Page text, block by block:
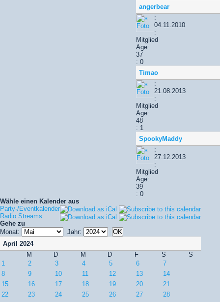
angerbear
:
04.11.2010
:
Mitglied
Age:
37
: 0
Timao
:
21.08.2013
:
Mitglied
Age:
48
: 1
SpookyMaddy
:
27.12.2013
:
Mitglied
Age:
39
: 0
Wähle einen Kalender aus
Party-/Eventkalender
Radio Streams
Gehe zu
Monat:
Jahr:
April 2024
M
D M D F S
S
1
2 3 4 5 6
7
8
9 10 11 12 13
14
15
16 17 18 19 20
21
22
23 24 25 26 27
28